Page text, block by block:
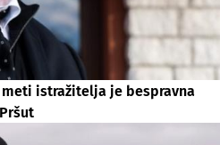
meti istražitelja je bespravna